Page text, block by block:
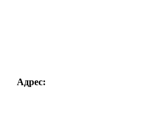
Адрес: